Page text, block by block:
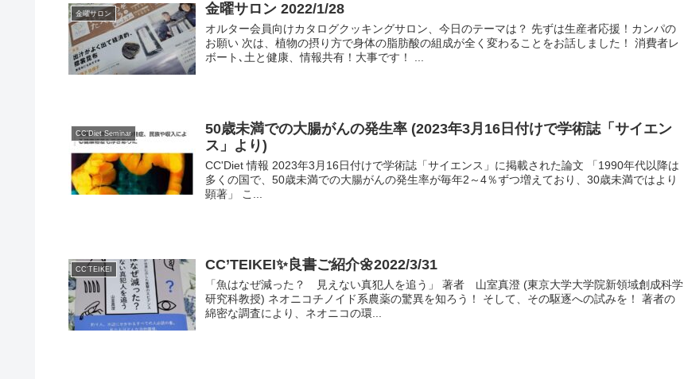
金曜サロン 金曜サロン 2022/1/28
オルター会員向けカタログクッキングサロン、今日のテーマは？ 先ずは生産者応援！カンパの
お願い 次は、植物の摂り方で身体の脂肪酸の組成が全く変わることをお話しました！ 消費者レ
ボート､土と健康、情報共有！大事です！ ...
CC'Diet Seminar
50歳未満での大腸がんの発生率 (2023年3月16日付けで学術誌「サイエン
ス」より)
CC'Diet 情報 2023年3月16日付けで学術誌「サイエンス」に掲載された論文 「1990年代以降は
多くの国で、50歳未満での大腸がんの発生率が毎年2～4％ずつ増えており、30歳未満ではより
顕著」 こ...
CC'TEIKEI CC’TEIKEI✨良書ご紹介🌼2022/3/31
「魚はなぜ減った？ 見えない真犯人を追う」 著者 山室真澄 (東京大学大学院新領域創成科学
研究科教授) ネオニコチノイド系農薬の驚異を知ろう！ そして、その駆逐への試みを！ 著者の
綿密な調査により、ネオニコの環...